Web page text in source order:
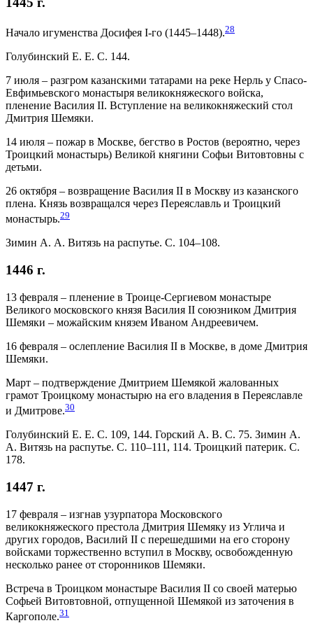
Начало игуменства Досифея I-го (1445–1448).28
Голубинский Е. Е. С. 144.
7 июля – разгром казанскими татарами на реке Нерль у Спасо-
Евфимьевского монастыря великокняжеского войска,
пленение Василия II. Вступление на великокняжеский стол
Дмитрия Шемяки.
14 июля – пожар в Москве, бегство в Ростов (вероятно, через
Троицкий монастырь) Великой княгини Софьи Витовтовны с
детьми.
26 октября – возвращение Василия II в Москву из казанского
плена. Князь возвращался через Переяславль и Троицкий
монастырь.29
Зимин А. А. Витязь на распутье. С. 104–108.
1446 г.
13 февраля – пленение в Троице-Сергиевом монастыре
Великого московского князя Василия II союзником Дмитрия
Шемяки – можайским князем Иваном Андреевичем.
16 февраля – ослепление Василия II в Москве, в доме Дмитрия
Шемяки.
Март – подтверждение Дмитрием Шемякой жалованных
грамот Троицкому монастырю на его владения в Переяславле
и Дмитрове.30
Голубинский Е. Е. С. 109, 144. Горский А. В. С. 75. Зимин А.
А. Витязь на распутье. С. 110–111, 114. Троицкий патерик. С.
178.
1447 г.
17 февраля – изгнав узурпатора Московского
великокняжеского престола Дмитрия Шемяку из Углича и
других городов, Василий II с перешедшими на его сторону
войсками торжественно вступил в Москву, освобожденную
несколько ранее от сторонников Шемяки.
Встреча в Троицком монастыре Василия II со своей матерью
Софьей Витовтовной, отпущенной Шемякой из заточения в
Каргополе.31